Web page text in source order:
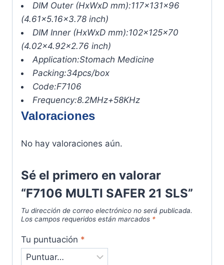
DIM Outer (HxWxD mm):117x131x96
(4.61×5.16×3.78 inch)
DIM Inner (HxWxD mm):102x125x70
(4.02×4.92×2.76 inch)
Application:Stomach Medicine
Packing:34pcs/box
Code:F7106
Frequency:8.2MHz+58KHz
Valoraciones
No hay valoraciones aún.
Sé el primero en valorar
“F7106 MULTI SAFER 21 SLS”
Tu dirección de correo electrónico no será publicada.
Los campos requeridos están marcados *
Tu puntuación *